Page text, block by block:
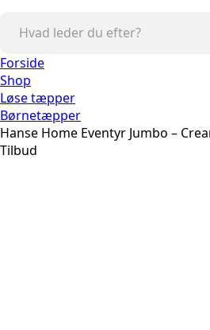
Forside
Shop
Løse tæpper
Børnetæpper
Hanse Home Eventyr Jumbo –
Tilbud